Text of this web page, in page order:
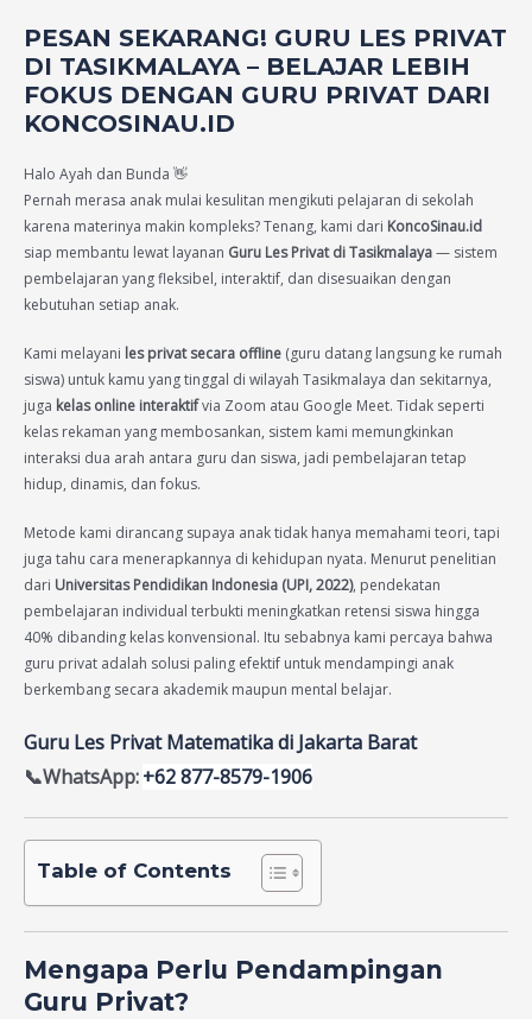
PESAN SEKARANG! GURU LES PRIVAT
DI TASIKMALAYA – BELAJAR LEBIH
FOKUS DENGAN GURU PRIVAT DARI
KONCOSINAU.ID
Halo Ayah dan Bunda 👋
Pernah merasa anak mulai kesulitan mengikuti pelajaran di sekolah
karena materinya makin kompleks? Tenang, kami dari KoncoSinau.id
siap membantu lewat layanan Guru Les Privat di Tasikmalaya— sistem
pembelajaran yang fleksibel, interaktif, dan disesuaikan dengan
kebutuhan setiap anak.
Kami melayani les privat secara offline (guru datang langsung ke rumah
siswa) untuk kamu yang tinggal di wilayah Tasikmalaya dan sekitarnya,
juga kelas online interaktifvia Zoom atau Google Meet. Tidak seperti
kelas rekaman yang membosankan, sistem kami memungkinkan
interaksi dua arah antara guru dan siswa, jadi pembelajaran tetap
hidup, dinamis, dan fokus.
Metode kami dirancang supaya anak tidak hanya memahami teori, tapi
juga tahu cara menerapkannya di kehidupan nyata. Menurut penelitian
dari Universitas Pendidikan Indonesia (UPI, 2022), pendekatan
pembelajaran individual terbukti meningkatkan retensi siswa hingga
40% dibanding kelas konvensional. Itu sebabnya kami percaya bahwa
guru privat adalah solusi paling efektif untuk mendampingi anak
berkembang secara akademik maupun mental belajar.
Guru Les Privat Matematika di Jakarta Barat
📞WhatsApp:+62 877-8579-1906
Table of Contents
Mengapa Perlu Pendampingan
Guru Privat?